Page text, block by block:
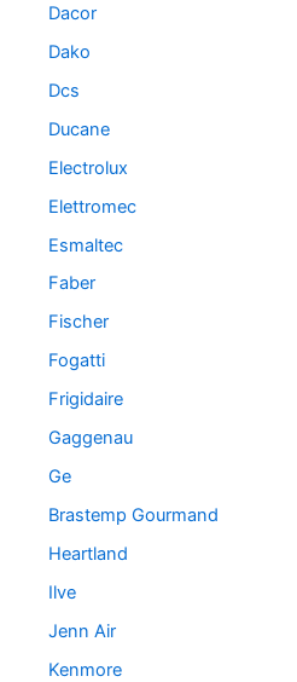
Dacor
Dako
Dcs
Ducane
Electrolux
Elettromec
Esmaltec
Faber
Fischer
Fogatti
Frigidaire
Gaggenau
Ge
Brastemp Gourmand
Heartland
Ilve
Jenn Air
Kenmore